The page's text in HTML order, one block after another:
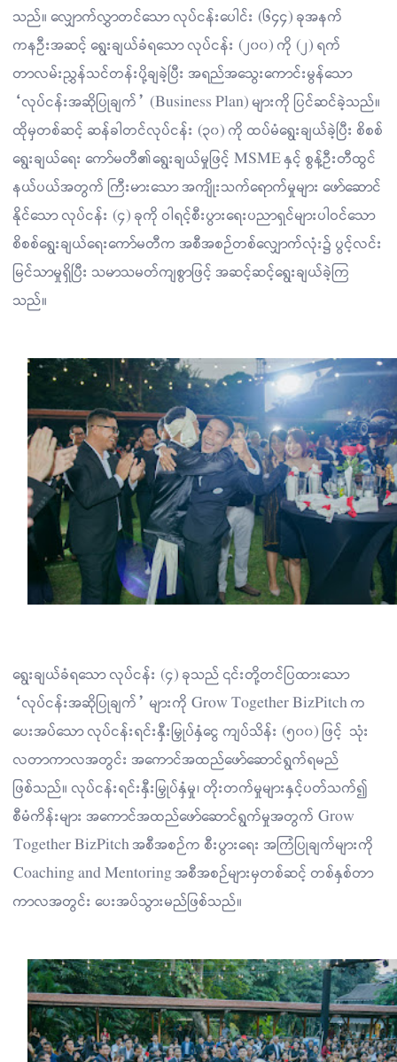
သည်။ လျှောက်လွှာတင်သော လုပ်ငန်းပေါင်း (၆၄၄) ခုအနက်
ကနဦးအဆင့် ရွေးချယ်ခံရသော လုပ်ငန်း (၂၀၀) ကို (၂) ရက်
တာလမ်းညွှန်သင်တန်းပို့ချခဲ့ပြီး အရည်အသွေးကောင်းမွန်သော
“လုပ်ငန်းအဆိုပြုချက်” (Business Plan) များကို ပြင်ဆင်ခဲ့သည်။
ထိုမှတစ်ဆင့် ဆန်ခါတင်လုပ်ငန်း (၃၀) ကို ထပ်မံရွေးချယ်ခဲ့ပြီး စိစစ်
ရွေးချယ်ရေး ကော်မတီ၏ရွေးချယ်မှုဖြင့် MSME နှင့် စွန့်ဦးတီထွင်
နယ်ပယ်အတွက် ကြီးမားသော အကျိုးသက်ရောက်မှုများ ဖော်ဆောင်
နိုင်သော လုပ်ငန်း (၄) ခုကို ဝါရင့်စီးပွားရေးပညာရှင်များပါဝင်သော
စိစစ်ရွေးချယ်ရေးကော်မတီက အစီအစဉ်တစ်လျှောက်လုံး၌ ပွင့်လင်း
မြင်သာမှုရှိပြီး သမာသမတ်ကျစွာဖြင့် အဆင့်ဆင့်ရွေးချယ်ခဲ့ကြ
သည်။
ရွေးချယ်ခံရသော လုပ်ငန်း (၄) ခုသည် ၎င်းတို့တင်ပြထားသော
“လုပ်ငန်းအဆိုပြုချက်” များကို Grow Together BizPitch က
ပေးအပ်သော လုပ်ငန်းရင်းနှီးမြှုပ်နှံငွေ ကျပ်သိန်း (၅၀၀) ဖြင့် သုံး
လတာကာလအတွင်း အကောင်အထည်ဖော်ဆောင်ရွက်ရမည်
ဖြစ်သည်။ လုပ်ငန်းရင်းနှီးမြှုပ်နှံမှု၊ တိုးတက်မှုများနှင့်ပတ်သက်၍
စီမံကိန်းများ အကောင်အထည်ဖော်ဆောင်ရွက်မှုအတွက် Grow
Together BizPitch အစီအစဉ်က စီးပွားရေး အကြံပြုချက်များကို
Coaching and Mentoring အစီအစဉ်များမှတစ်ဆင့် တစ်နှစ်တာ
ကာလအတွင်း ပေးအပ်သွားမည်ဖြစ်သည်။